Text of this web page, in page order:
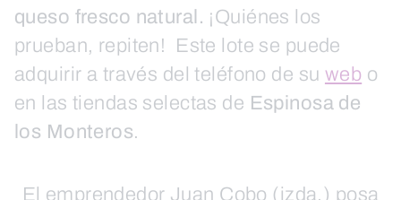
queso fresco natural. ¡Quiénes los
prueban, repiten! Este lote se puede
adquirir a través del teléfono de su web o
en las tiendas selectas de Espinosa de
los Monteros.
El emprendedor Juan Cobo (izda.) posa